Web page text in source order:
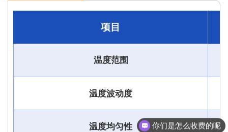
项目
温度范围
温度波动度
温度均匀性 你们是怎么收费的呢